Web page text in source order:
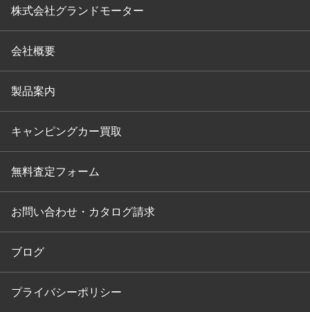
株式会社グランドモーター
会社概要
製品案内
キャンピングカー買取
無料査定フォーム
お問い合わせ・カタログ請求
ブログ
プライバシーポリシー